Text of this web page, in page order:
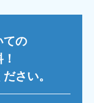
ての
さい。